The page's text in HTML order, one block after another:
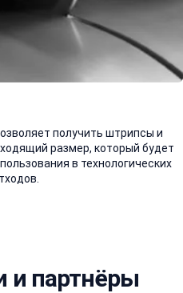
получить штрипсы и
размер, который будет
в технологических
и партнёры